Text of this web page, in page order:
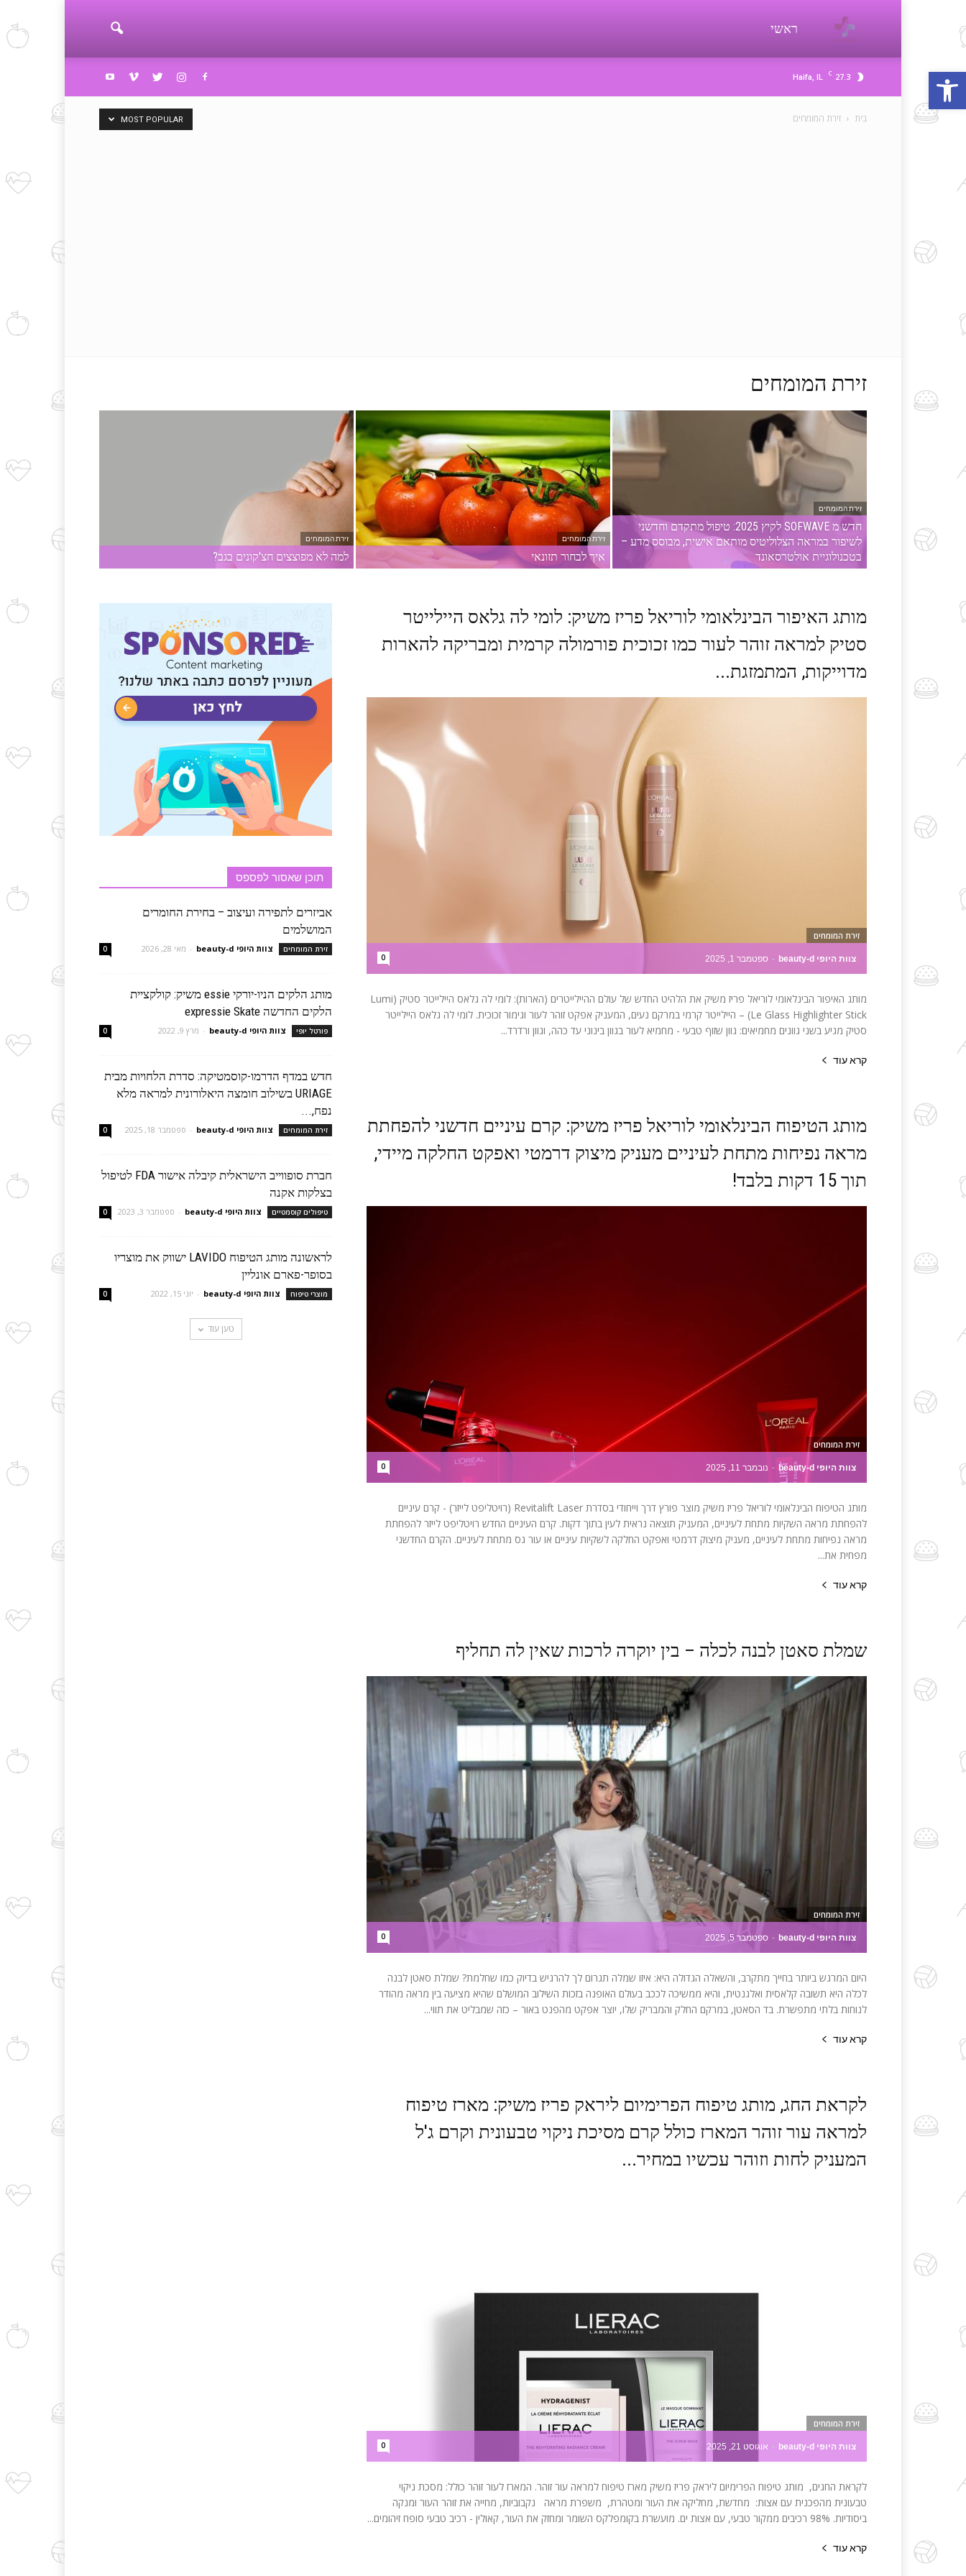
פתח סרגל נגישות
פורטל
ראשי
27.3
C
Haifa, IL
בית זירת המומחים MOST POPULAR
זירת המומחים
זירת המומחים
חדש מ SOFWAVE לקיץ 2025: טיפול מתקדם וחדשני
לשיפור במראה הצלוליטיס מותאם אישית, מבוסס מדע –
בטכנולוגיית אולטרסאונד
זירת המומחים
איך לבחור תזונאי
זירת המומחים
למה לא מפוצצים חצ'קונים בגב?
מותג האיפור הבינלאומי לוריאל פריז משיק: לומי לה גלאס היילייטר
סטיק למראה זוהר לעור כמו זכוכית פורמולה קרמית ומבריקה להארות
מדוייקות, המתמזגת...
צוות היופי beauty-d - ספטמבר 1, 2025 0
זירת המומחים
מותג האיפור הבינלאומי לוריאל פריז משיק את הלהיט החדש של עולם ההיילייטרים (הארות): לומי לה גלאס היילייטר סטיק (Lumi
Le Glass Highlighter Stick) – היילייטר קרמי במרקם נעים, המעניק אפקט זוהר לעור וגימור זכוכית. לומי לה גלאס היילייטר
סטיק מגיע בשני גוונים מחמיאים: גוון שזוף טבעי - מחמיא לעור בגוון בינוני עד כהה, וגוון ורדרד...
קרא עוד
מותג הטיפוח הבינלאומי לוריאל פריז משיק: קרם עיניים חדשני להפחתת
מראה נפיחות מתחת לעיניים מעניק מיצוק דרמטי ואפקט החלקה מיידי,
תוך 15 דקות בלבד!
צוות היופי beauty-d - נובמבר 11, 2025 0
זירת המומחים
מותג הטיפוח הבינלאומי לוריאל פריז משיק מוצר פורץ דרך וייחודי בסדרת Revitalift Laser (רויטליפט לייזר) - קרם עיניים
להפחתת מראה השקיות מתחת לעיניים, המעניק תוצאה נראית לעין בתוך דקות. קרם העיניים החדש רויטליפט לייזר להפחתת
מראה נפיחות מתחת לעיניים, מעניק מיצוק דרמטי ואפקט החלקה לשקיות עיניים או עור גס מתחת לעיניים. הקרם החדשני
מפחית את...
קרא עוד
שמלת סאטן לבנה לכלה – בין יוקרה לרכות שאין לה תחליף
צוות היופי beauty-d - ספטמבר 5, 2025 0
זירת המומחים
היום המרגש ביותר בחייך מתקרב, והשאלה הגדולה היא: איזו שמלה תגרום לך להרגיש בדיוק כמו שחלמת? שמלת סאטן לבנה
לכלה היא תשובה קלאסית ואלגנטית, והיא ממשיכה לככב בעולם האופנה בזכות השילוב המושלם שהיא מציעה בין מראה מהודר
לנוחות בלתי מתפשרת. בד הסאטן, במרקם החלק והמבריק שלו, יוצר אפקט מהפנט באור – כזה שמבליט את תווי...
קרא עוד
לקראת החג, מותג טיפוח הפרימיום ליראק פריז משיק: מארז טיפוח
למראה עור זוהר המארז כולל קרם מסיכת ניקוי טבעונית וקרם ג'ל
המעניק לחות וזוהר עכשיו במחיר...
צוות היופי beauty-d - אוגוסט 21, 2025 0
זירת המומחים
לקראת החגים, מותג טיפוח הפרימיום ליראק פריז משיק מארז טיפוח למראה עור זוהר. המארז לעור זוהר כולל: מסכת ניקוי
טבעונית מהפכנית עם אצות: מחדשת, מחליקה את העור ומטהרת, משפרת מראה נקבוביות, מחייה את זוהר העור ומנקה
ביסודיות. 98% רכיבים ממקור טבעי, עם אצות ים. מועשרת בקומפלקס השומר ומחזק את העור, קאולין - רכיב טבעי סופח זיהומים...
קרא עוד
תוכן שאסור לפספס
אביזרים לתפירה ועיצוב – בחירת החומרים
המושלמים
זירת המומחים צוות היופי beauty-d - מאי 28, 2026 0
מותג הלקים הניו-יורקי essie משיק: קולקציית
הלקים החדשה expressie Skate
פורטל יופי צוות היופי beauty-d - מרץ 9, 2022 0
חדש במדף הדרמו-קוסמטיקה: סדרת הלחויות מבית
URIAGE בשילוב חומצה היאלורונית למראה מלא
נפח,...
זירת המומחים צוות היופי beauty-d - ספטמבר 18, 2025 0
חברת סופווייב הישראלית קיבלה אישור FDA לטיפול
בצלקות אקנה
טיפולים קוסמטיים צוות היופי beauty-d - ספטמבר 3, 2023 0
לראשונה מותג הטיפוח LAVIDO ישווק את מוצריו
בסופר-פארם אונליין
מוצרי טיפוח צוות היופי beauty-d - יוני 15, 2022 0
טען עוד